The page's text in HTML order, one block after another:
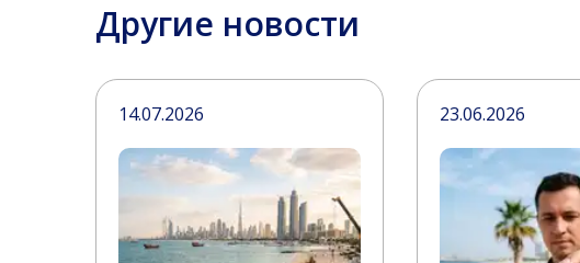
Другие новости
14.07.2026 23.06.2026